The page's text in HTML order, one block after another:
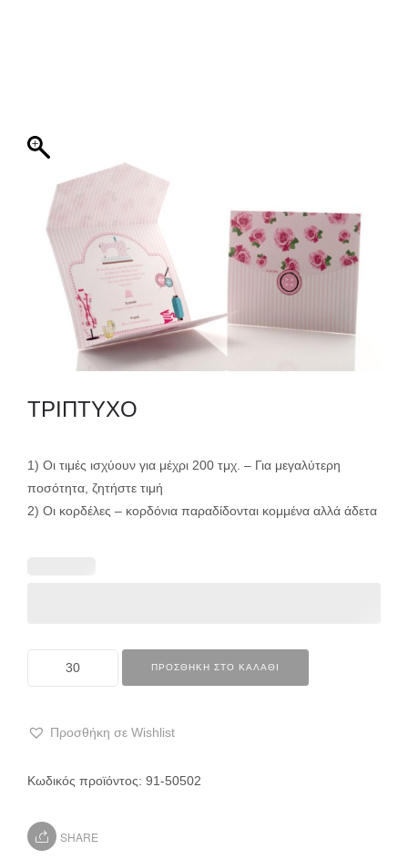
ΠΡΟΣΚΛΗΤΗΡΙΟ
ΕΚΤΥΠΩΣΗ
0
ΤΡΙΠΤΥΧΟ
1) Οι τιμές ισχύουν για μέχρι 200 τμχ. – Για μεγαλύτερη
ποσότητα, ζητήστε τιμή
2) Οι κορδέλες – κορδόνια παραδίδονται κομμένα αλλά άδετα
ΠΡΟΣΘΉΚΗ ΣΤΟ ΚΑΛΆΘΙ
Προσθήκη σε Wishlist
Κωδικός προϊόντος: 91-50502
SHARE